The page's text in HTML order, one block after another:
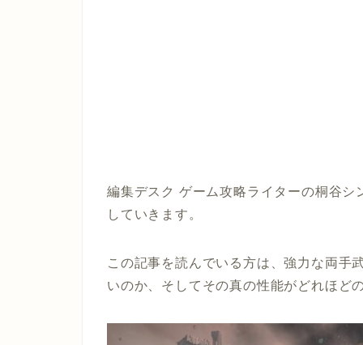
編集デスク ゲーム攻略ライターの桐谷
していきます。
この記事を読んでいる方は、強力な両手
いのか、そしてその真の性能がどれほど